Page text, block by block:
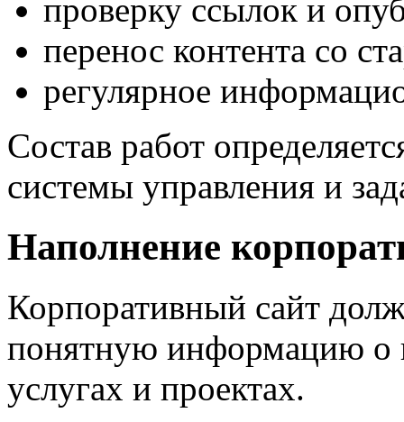
проверку ссылок и
перенос контента со
регулярное
Состав работ
системы управления и
Наполнение
Корпоративный сайт
понятную информацию о
услугах и проектах.